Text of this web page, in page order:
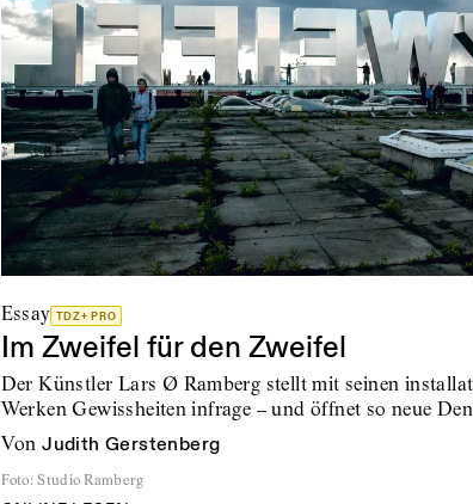
Essay TDZ+ PRO
Im Zweifel für den Zweifel
Der Künstler Lars Ø Ramberg stellt mit seinen
Werken Gewissheiten infrage – und öffnet so neue
von Judith Gerstenberg
Foto: Studio Ramberg